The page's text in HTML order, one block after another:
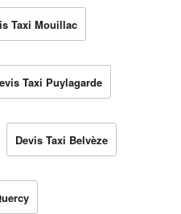
Taxi Mouillac
Taxi Puylagarde
Devis Taxi Belvèze